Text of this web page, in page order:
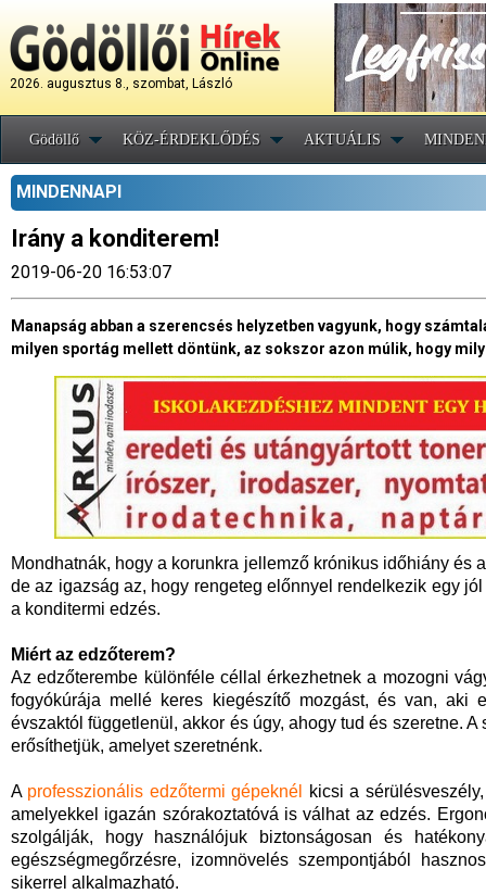
2026. augusztus 8., szombat, László
Gödöllő KÖZ-ÉRDEKLŐDÉS AKTUÁLIS
MINDENNAPI
Irány a konditerem!
2019-06-20 16:53:07
Manapság abban a szerencsés helyzetben vagyunk, hogy
milyen sportág mellett döntünk, az sokszor azon múlik, hogy
Mondhatnák, hogy a korunkra jellemző krónikus időhiány és
de az igazság az, hogy rengeteg előnnyel rendelkezik egy
a konditermi edzés.
Miért az edzőterem?
Az edzőterembe különféle céllal érkezhetnek a mozogni
fogyókúrája mellé keres kiegészítő mozgást, és van, aki
évszaktól függetlenül, akkor és úgy, ahogy tud és szeretne.
erősíthetjük, amelyet szeretnénk.
A professzionális edzőtermi gépeknél
kicsi a
amelyekkel igazán szórakoztatóvá is válhat az edzés.
szolgálják, hogy használójuk biztonságosan és
egészségmegőrzésre, izomnövelés szempontjából
sikerrel alkalmazható.